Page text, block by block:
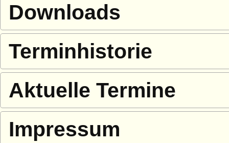
Downloads
Terminhistorie
Aktuelle Termine
Impressum